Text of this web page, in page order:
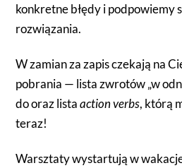
konkretnebłędyi podpowiemy
rozwiązania.
W zamian za zapis czekają na
pobrania — lista zwrotów „w
do oraz listaaction verbs, którą
teraz!
Warsztaty wystartują w